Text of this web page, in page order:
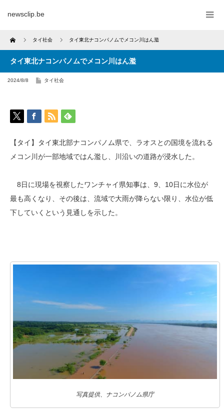
newsclip.be
Home タイ社会 タイ東北ナコンパノムでメコン川はん濫
タイ東北ナコンパノムでメコン川はん濫
2024/8/8 タイ社会
【タイ】タイ東北部ナコンパノム県で、ラオスとの国境を流れる
メコン川が一部地域ではん濫し、川沿いの道路が浸水した。
8日に現場を視察したワンチャイ県知事は、9、10日に水位が
最も高くなり、その後は、流域で大雨が降らない限り、水位が低
下していくという見通しを示した。
写真提供、ナコンパノム県庁